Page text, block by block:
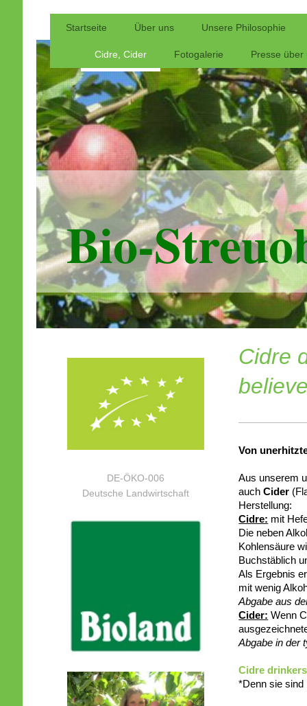
Startseite Über uns Unsere Philosophie
Cidre, Cider Fotogalerie Presse über
Bio-
Cidre
Von
Aus unserem
auchCider
Herstellung:
Cidre: mit
Die neben
Kohlensäure
Buchstäblich
Als Ergebnis
mit wenig
Abgabe aus
Cider: Wenn
Abgabe in der
Cidre
*Denn sie
DE-ÖKO-006
Deutsche Landwirtschaft